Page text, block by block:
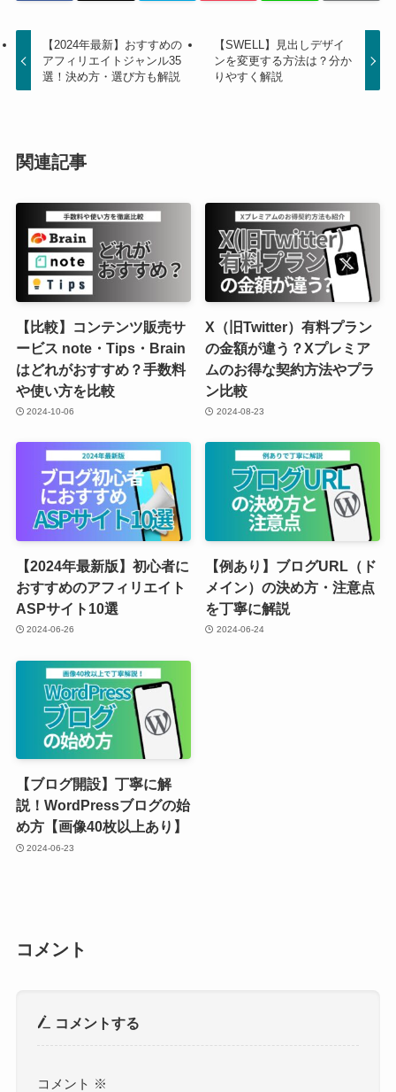
【2024年最新】おすすめの
アフィリエイトジャンル35
選！決め方・選び方も解説
【SWELL】見出しデザイ
ンを変更する方法は？分か
りやすく解説
関連記事
【比較】コンテンツ販売サ
ービス note・Tips・Brain
はどれがおすすめ？手数料
や使い方を比較
2024-10-06
X（旧Twitter）有料プラン
の金額が違う？Xプレミア
ムのお得な契約方法やプラ
ン比較
2024-08-23
【2024年最新版】初心者に
おすすめのアフィリエイト
ASPサイト10選
2024-06-26
【例あり】ブログURL（ド
メイン）の決め方・注意点
を丁寧に解説
2024-06-24
【ブログ開設】丁寧に解
説！WordPressブログの始
め方【画像40枚以上あり】
2024-06-23
コメント
コメントする
コメント ※